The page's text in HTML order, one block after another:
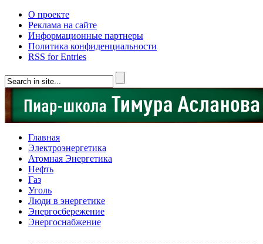
О проекте
Реклама на сайте
Информационные партнеры
Политика конфиденциальности
RSS for Entries
Главная
Электроэнергетика
Атомная Энергетика
Нефть
Газ
Уголь
Люди в энергетике
Энергосбережение
Энергоснабжение